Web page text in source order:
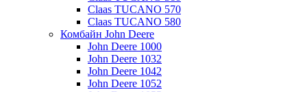
Claas TUCANO 570
Claas TUCANO 580
Комбайн John Deere
John Deere 1000
John Deere 1032
John Deere 1042
John Deere 1052